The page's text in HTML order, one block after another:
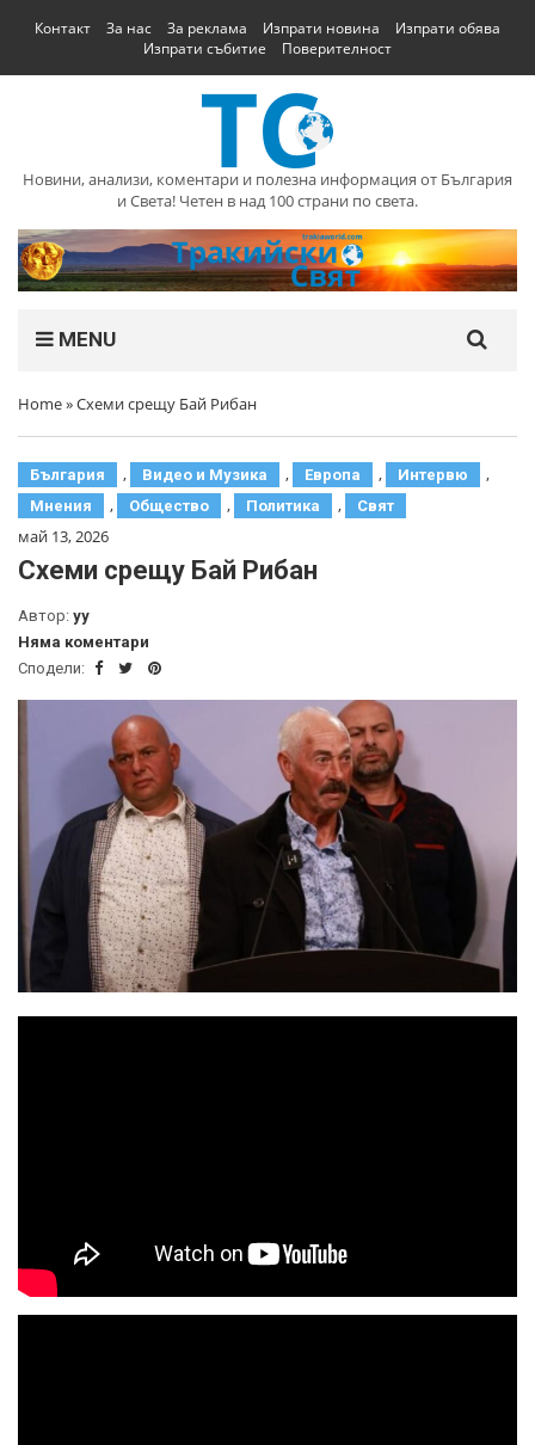
Контакт За нас За реклама Изпрати новина
Изпрати обява
Изпрати събитие
Поверителност
Новини, анализи, коментари и полезна информация от България
и Света! Четен в над 100 страни по света.
MENU
Home»Схеми срещу Бай Рибан
България , Видео и Музика , Европа , Интервю ,
Мнения , Общество , Политика , Свят
май 13, 2026
Схеми срещу Бай Рибан
Автор: yy
Няма коментари
Сподели: